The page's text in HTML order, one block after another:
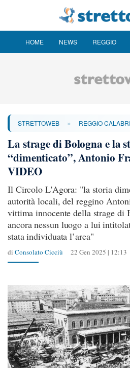
HOME NEWS REGGIO
STRETTOWEB » REGGIO
La strage di Bologna e la
“dimenticato”, Antonio
VIDEO
Il Circolo L'Agora: "la storia
autorità locali, del reggino
vittima innocente della strage di
ancora nessun luogo a lui
stata individuata l’area"
di Consolato Cicciù 22 Gen 2025 | 12:13